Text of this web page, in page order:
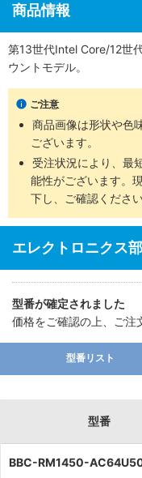
商品情報
第13世代Intel Core/12世
ウントモデル。
ご注意
商品画像は形状や色
ございます。
受注状況により、最
能性がございます。
下し、ご確認ください
エレクトロニクス
型番が確定されました
価格をご確認の上、ご注
型番リスト
型番
BBC-RM1450-